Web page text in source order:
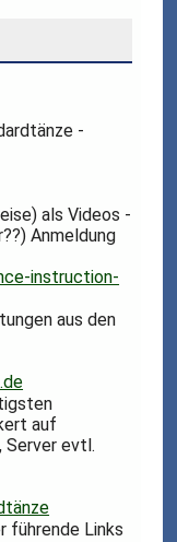
-
als Videos -
Anmeldung
instruction-
aus den
auf
Server evtl.
führende Links